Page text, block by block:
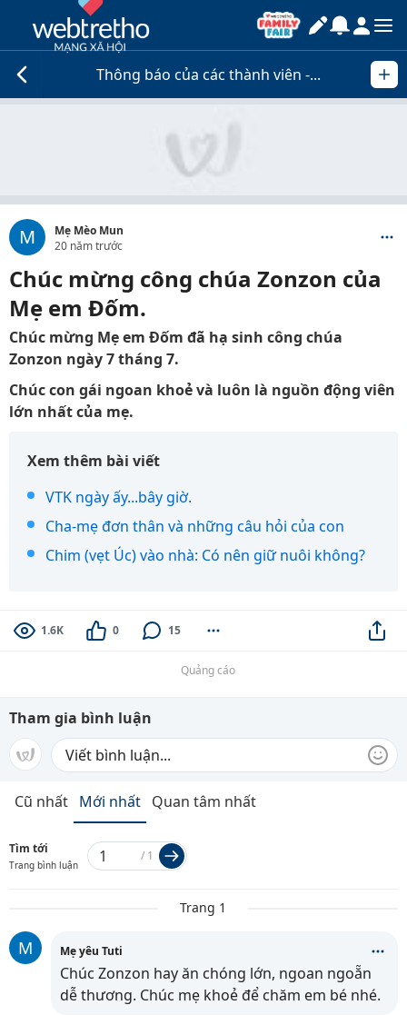
Thông báo của các thành viên -...
M
Mẹ Mèo Mun
20 năm trước
Chúc mừng công chúa Zonzon của
Mẹ em Đốm.
Chúc mừng Mẹ em Đốm đã hạ sinh công chúa
Zonzon ngày 7 tháng 7.
Chúc con gái ngoan khoẻ và luôn là nguồn động viên
lớn nhất của mẹ.
Xem thêm bài viết
VTK ngày ấy...bây giờ.
Cha-mẹ đơn thân và những câu hỏi của con
Chim (vẹt Úc) vào nhà: Có nên giữ nuôi không?
1.6K 0 15
Quảng cáo
Tham gia bình luận
Cũ nhất Mới nhất Quan tâm nhất
Tìm tới
Trang bình luận
/ 1
Trang 1
M Mẹ yêu Tuti
Chúc Zonzon hay ăn chóng lớn, ngoan ngoẵn
dễ thương. Chúc mẹ khoẻ để chăm em bé nhé.